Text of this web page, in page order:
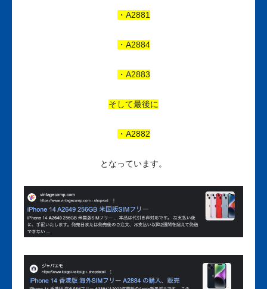
・A2881
・A2884
・A2883
そして最後に
・A2882
となっています。